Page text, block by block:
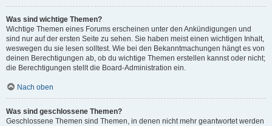
Was sind wichtige Themen?
Wichtige Themen eines Forums erscheinen unter den Ankündigungen und
sind nur auf der ersten Seite zu sehen. Sie haben meist einen wichtigen Inhalt,
weswegen du sie lesen solltest. Wie bei den Bekanntmachungen hängt es von
deinen Berechtigungen ab, ob du wichtige Themen erstellen kannst oder nicht;
die Berechtigungen stellt die Board-Administration ein.
Nach oben
Was sind geschlossene Themen?
Geschlossene Themen sind Themen, in denen nicht mehr geantwortet werden